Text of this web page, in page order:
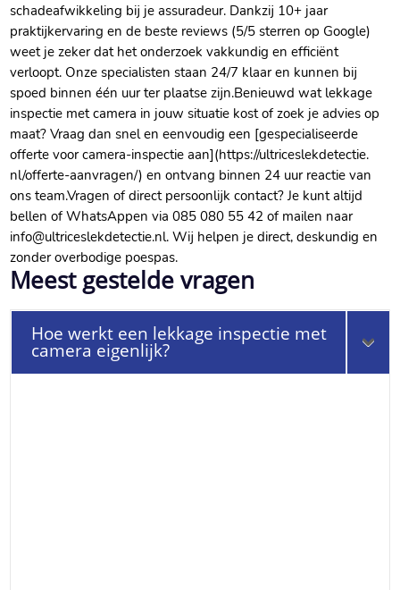
schadeafwikkeling bij je assuradeur.​ Dankzij 10+ jaar
praktijkervaring en de beste reviews (5/5 sterren op Google)
weet je zeker dat het onderzoek vakkundig en efficiënt
verloopt.​ Onze specialisten staan 24/7 klaar en kunnen bij
spoed binnen één uur ter plaatse zijn.​ Benieuwd wat lekkage
inspectie met camera in jouw situatie kost of zoek je advies op
maat? Vraag dan snel en eenvoudig een [gespecialiseerde
offerte voor camera-inspectie aan](https://ultriceslekdetectie.​
nl/offerte-aanvragen/) en ontvang binnen 24 uur reactie van
ons team.​ Vragen of direct persoonlijk contact? Je kunt altijd
bellen of WhatsAppen via 085 080 55 42 of mailen naar
info@ultriceslekdetectie.​nl.​ Wij helpen je direct, deskundig en
zonder overbodige poespas.​
Meest gestelde vragen
Hoe werkt een lekkage inspectie met
camera eigenlijk?